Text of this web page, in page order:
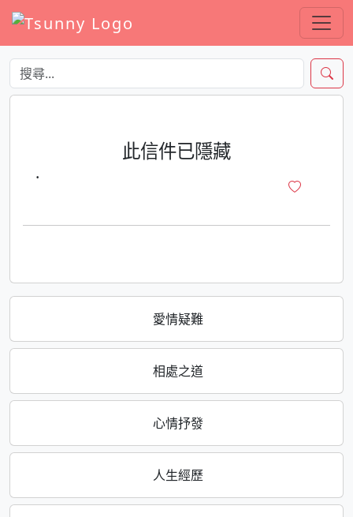
愛情疑難
相處之道
心情抒發
人生經歷
此信件已隱藏
·